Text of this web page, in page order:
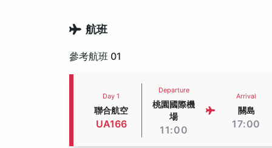
航班
參考航班 01
Day 1
聯合航空
UA166
Departure
桃園國際機
場
11:00
Arrival
關島
17:00